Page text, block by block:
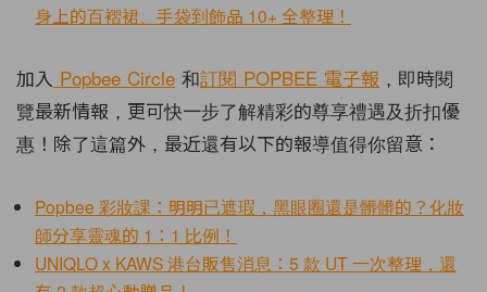
身上的百褶裙、手袋到飾品 10+ 全整理！
加入 Popbee Circle 和訂閱 POPBEE 電子報 ，即時閱
覽最新情報，更可快一步了解精彩的尊享禮遇及折扣優
惠！除了這篇外，最近還有以下的報導值得你留意：
Popbee 彩妝課：明明已遮瑕，黑眼圈還是髒髒的？化妝
師分享靈魂的 1：1 比例！
UNIQLO x KAWS 港台販售消息：5 款 UT 一次整理，還